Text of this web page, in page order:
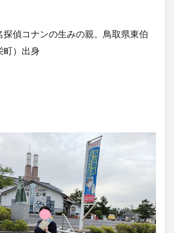
偵コナンの生みの親。鳥取県東伯
町）出身